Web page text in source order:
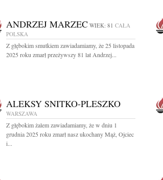
ANDRZEJ MARZEC WIEK: 81 CAŁA
POLSKA
Z głębokim smutkiem zawiadamiamy, że 25 listopada
2025 roku zmarł przeżywszy 81 lat Andrzej...
ALEKSY SNITKO-PLESZKO
WARSZAWA
Z głębokim żalem zawiadamiamy, że w dniu 1
grudnia 2025 roku zmarł nasz ukochany Mąż, Ojciec
i...